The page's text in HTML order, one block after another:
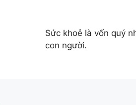
Sức khoẻ là vốn quý
con người.